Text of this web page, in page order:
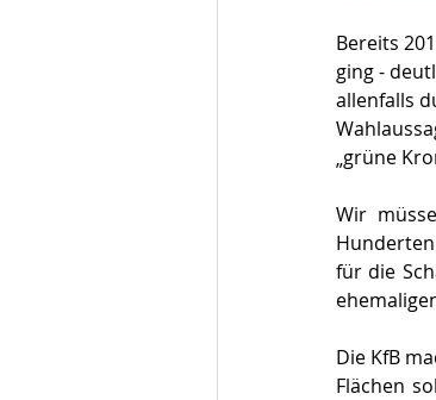
Bereits
ging -
allenfalls
„grüne
Wir
für die
Die KfB
Flächen